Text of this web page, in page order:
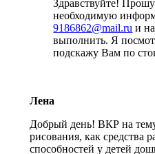
Здравствуйте!
необходимую
9186862@mail.ru и
выполнить. Я
подскажу Вам по
Лена
Добрый день! ВКР на
рисования, как средства
способностей у детей